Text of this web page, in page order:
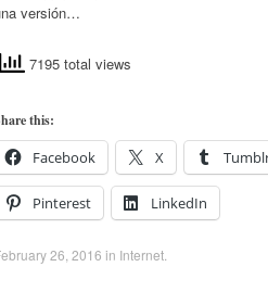
versión…
7195 total views
this:
Facebook X
Pinterest LinkedIn
26, 2016 in Internet